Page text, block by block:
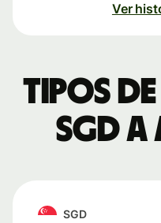
Ver
Tipos
SGD
SGD